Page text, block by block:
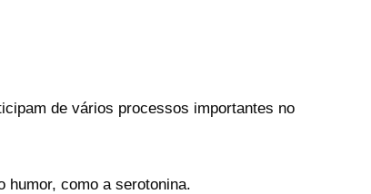
de vários processos importantes no
humor, como a serotonina.